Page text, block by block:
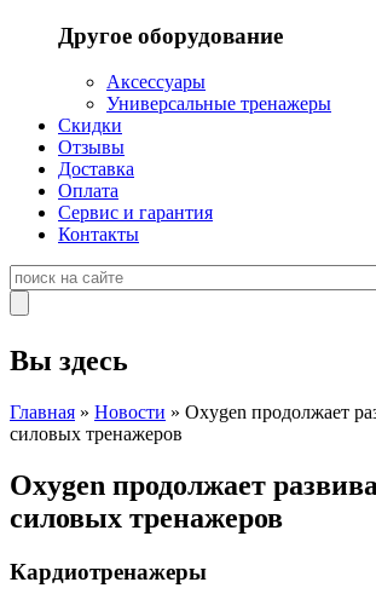
Другое оборудование
Аксессуары
Универсальные тренажеры
Скидки
Отзывы
Доставка
Оплата
Сервис и гарантия
Контакты
Вы здесь
Главная » Новости » Oxygen продолжает
силовых тренажеров
Oxygen продолжает
силовых тренажеров
Кардиотренажеры